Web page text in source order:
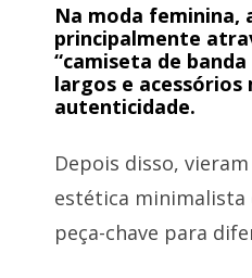
Na moda feminina,
principalmente
“camiseta de
largos e
autenticidade.
Depois disso,
estética minimalista
peça-chave para